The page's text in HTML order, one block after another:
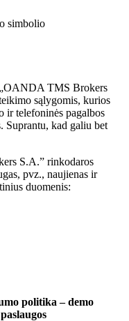
simbolio
TMS Brokers
sąlygomis, kurios
ir telefoninės pagalbos
Suprantu, kad galiu bet
S.A.” rinkodaros
pvz., naujienas ir
duomenis:
politika – demo